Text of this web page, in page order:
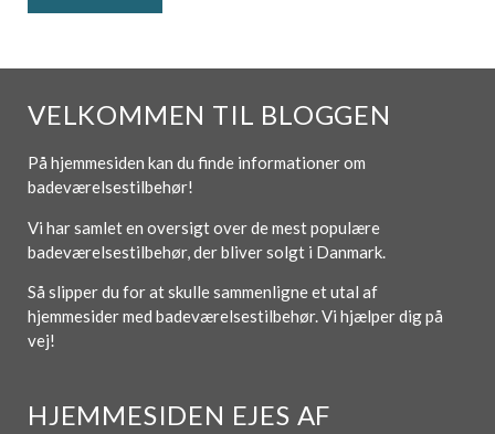
VELKOMMEN TIL BLOGGEN
På hjemmesiden kan du finde informationer om
badeværelsestilbehør!
Vi har samlet en oversigt over de mest populære
badeværelsestilbehør, der bliver solgt i Danmark.
Så slipper du for at skulle sammenligne et utal af
hjemmesider med badeværelsestilbehør. Vi hjælper dig på
vej!
HJEMMESIDEN EJES AF